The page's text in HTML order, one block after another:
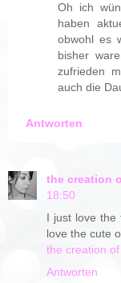
Oh ich
haben
obwohl es
bisher
zufrieden
auch die
Antworten
the creation
18:50
I just love the
love the cute
the creation
Antworten